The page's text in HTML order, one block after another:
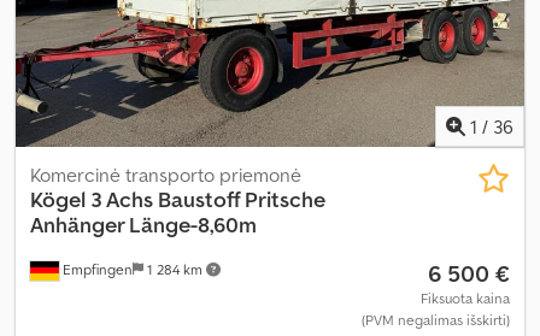
1 / 36
Empfingen 1 284 km
Komercinė transporto priemonė
Kögel 3 Achs Baustoff Pritsche
Anhänger Länge-8,60m
6 500 €
Fiksuota kaina
(PVM negalimas išskirti)